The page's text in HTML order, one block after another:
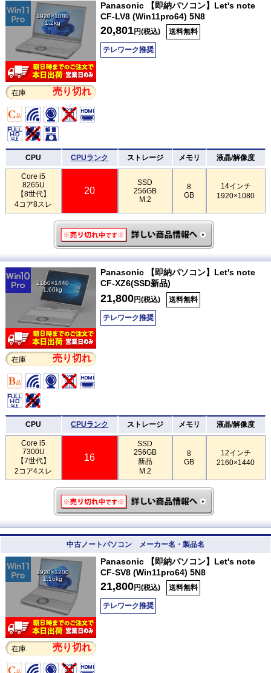
1920×1080
1.2kg
在庫 売り切れ
Panasonic 【即納パソコン】Let's note
CF-LV8 (Win11pro64) 5N8
20,801円(税込) 送料無料
テレワーク推奨
CPU CPUランク ストレージ メモリ 液晶/解像度
Core i5
8265U
【8世代】
4コア8スレ
20
SSD
256GB
M.2
8
GB
14インチ
1920×1080
2160×1440
1.66kg
在庫 売り切れ
Panasonic 【即納パソコン】Let's note
CF-XZ6(SSD新品)
21,800円(税込) 送料無料
テレワーク推奨
CPU CPUランク ストレージ メモリ 液晶/解像度
Core i5
7300U
【7世代】
2コア4スレ
16
SSD
256GB
新品
M.2
8
GB
12インチ
2160×1440
中古ノートパソコン メーカー名・製品名
1920×1200
1.16kg
在庫 売り切れ
Panasonic 【即納パソコン】Let's note
CF-SV8 (Win11pro64) 5N8
21,800円(税込) 送料無料
テレワーク推奨